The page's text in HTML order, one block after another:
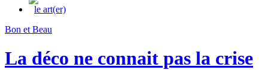
le art(er)
Bon et Beau
La déco ne connait pas la crise